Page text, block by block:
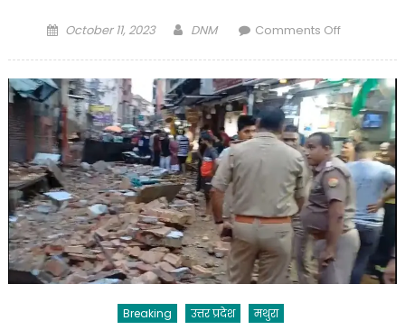
Posted
October 11, 2023 Author
DNM Comments Offon
चुनाव
के
समय
विपक्षियों
को
आती
है
जाति
की
याद:
Breaking उत्तर प्रदेश मथुरा